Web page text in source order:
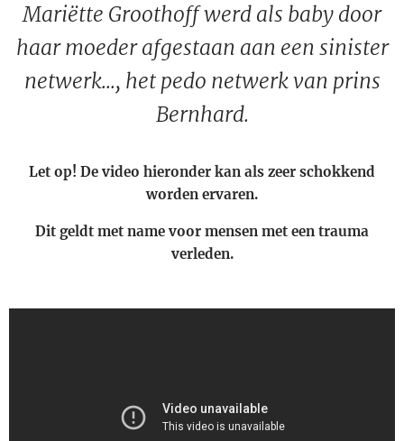
Mariëtte Groothoff werd als baby door
haar moeder afgestaan aan een sinister
netwerk..., het pedo netwerk van prins
Bernhard.
Let op! De video hieronder kan als zeer schokkend
worden ervaren.
Dit geldt met name voor mensen met een trauma
verleden.